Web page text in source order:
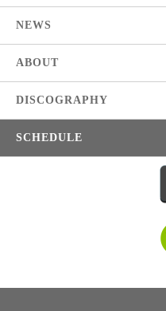
NEWS
ABOUT
DISCOGRAPHY
SCHEDULE